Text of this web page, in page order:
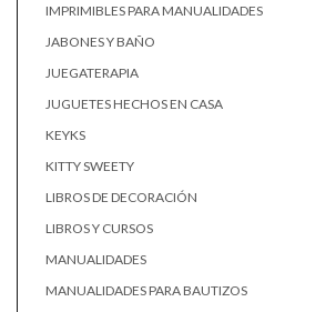
IMPRIMIBLES PARA MANUALIDADES
JABONES Y BAÑO
JUEGATERAPIA
JUGUETES HECHOS EN CASA
KEYKS
KITTY SWEETY
LIBROS DE DECORACIÓN
LIBROS Y CURSOS
MANUALIDADES
MANUALIDADES PARA BAUTIZOS